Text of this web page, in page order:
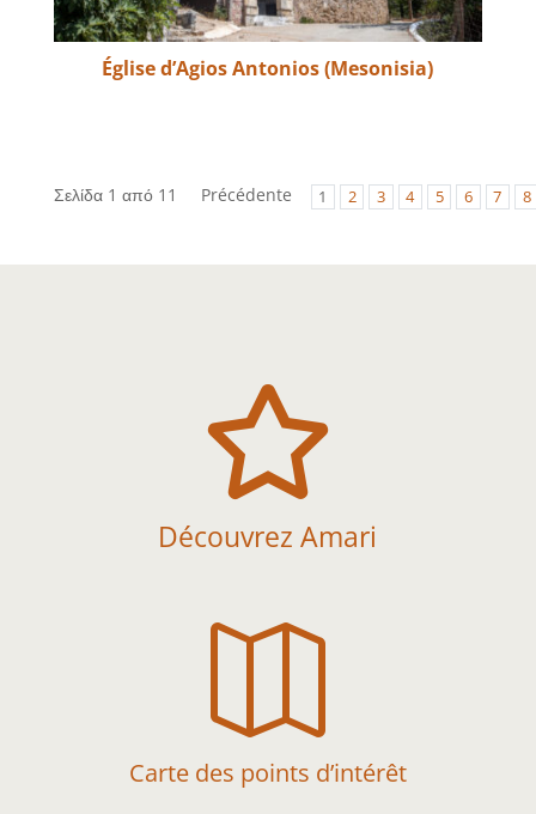
Église d’Agios Antonios (Mesonisia)
Σελίδα 1 από 11 Précédente 1 2 3 4 5 6 7 8

Découvrez Amari

Carte des points d’intérêt